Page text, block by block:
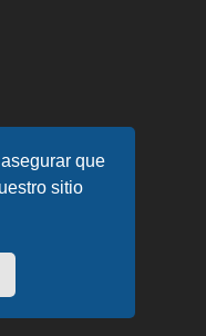
que
sitio